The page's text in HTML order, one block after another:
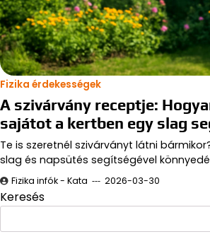
Fizika érdekességek
A szivárvány receptje:
sajátot a kertben egy slag
Te is szeretnél szivárványt látni
slag és napsütés segítségével
Fizika infók - Kata 2026-03-30
Keresés